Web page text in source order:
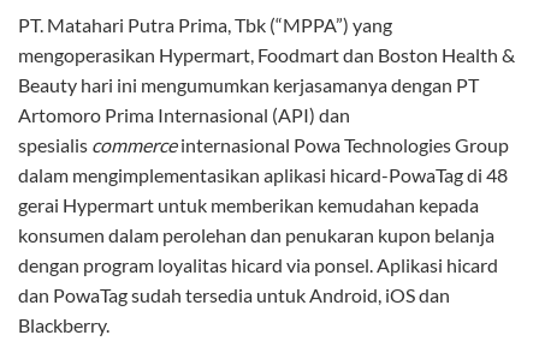
PT. Matahari Putra Prima, Tbk (“MPPA”) yang
mengoperasikan Hypermart, Foodmart dan Boston Health &
Beauty hari ini mengumumkan kerjasamanya dengan PT
Artomoro Prima Internasional (API) dan
spesialis commerceinternasional Powa Technologies Group
dalam mengimplementasikan aplikasi hicard-PowaTag di 48
gerai Hypermart untuk memberikan kemudahan kepada
konsumen dalam perolehan dan penukaran kupon belanja
dengan program loyalitas hicard via ponsel. Aplikasi hicard
dan PowaTag sudah tersedia untuk Android, iOS dan
Blackberry.